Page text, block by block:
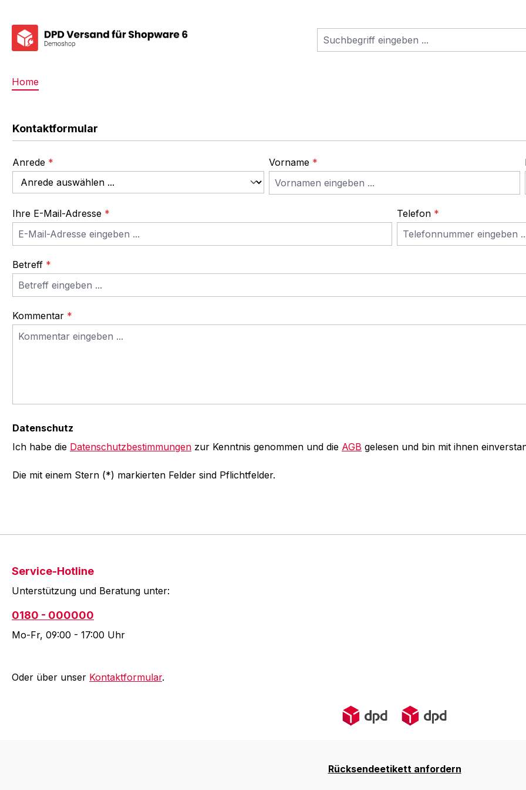
Home
Kontaktformular
Anrede * Vorname *
Ihre E-Mail-Adresse * Telefon *
Betreff *
Kommentar *
Datenschutz
Ich habe die Datenschutzbestimmungen zur Kenntnis genommen und die AGB gelesen und bin mit ihnen
Die mit einem Stern (*) markierten Felder sind Pflichtfelder.
Service-Hotline
Unterstützung und Beratung unter:
0180 - 000000
Mo-Fr, 09:00 - 17:00 Uhr
Oder über unser Kontaktformular.
Rücksendeetikett anfordern